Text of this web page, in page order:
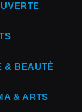
& BEAUTÉ
& ARTS